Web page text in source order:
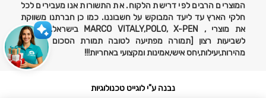
המוצרים הרבים לפי דרישת הלקוח. את התשורות אנו מעבירים לכל
חלקי הארץ עד ליעד המבוקש על חשבוננו. כמו כן חברתנו משווקת
את מוצרי , MARCO VITALY,POLO, X-PEN בישראל. אחריות
לשביעות רצון [תמורה מפתיעה לטובה תמורת הסכום ששולם}
מהירות,יעילות,יחס אישי,אמינות ומקצועי באחריות!!!
נבנה ע"י לוגייט טכנולוגיות